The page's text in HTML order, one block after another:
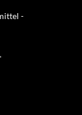
-